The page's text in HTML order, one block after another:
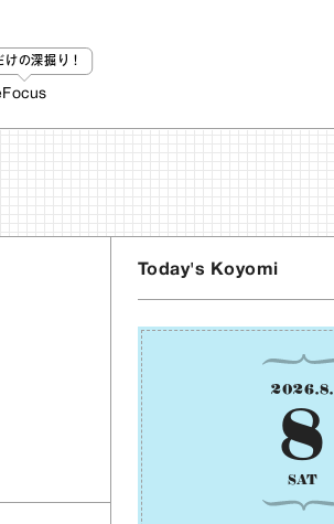
けの深掘り！
Focus
Today's Koyomi
2026.8.
8
SAT